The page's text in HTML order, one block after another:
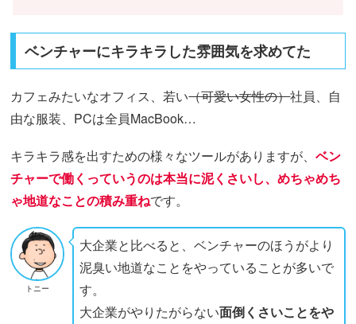
ベンチャーにキラキラした雰囲気を求めてた
カフェみたいなオフィス、若い（可愛い女性の）社員、自
由な服装、PCは全員MacBook…
キラキラ感を出すための様々なツールがありますが、ベン
チャーで働くっていうのは本当に泥くさいし、めちゃめち
ゃ地道なことの積み重ねです。
トニー
大企業と比べると、ベンチャーのほうがより
泥臭い地道なことをやっていることが多いで
す。
大企業がやりたがらない面倒くさいことをや